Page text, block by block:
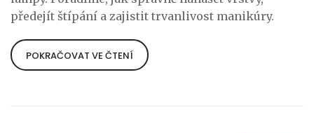
předejít štípání a zajistit trvanlivost manikúry.
POKRAČOVAT VE ČTENÍ